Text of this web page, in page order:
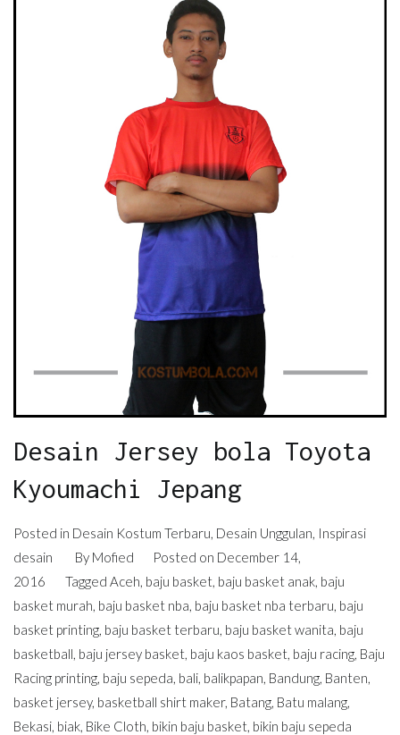
Desain Jersey bola Toyota
Kyoumachi Jepang
Posted in Desain Kostum Terbaru, Desain Unggulan, Inspirasi
desain
By Mofied Posted on December 14,
2016
Tagged Aceh, baju basket, baju basket anak, baju
basket murah, baju basket nba, baju basket nba terbaru, baju
basket printing, baju basket terbaru, baju basket wanita, baju
basketball, baju jersey basket, baju kaos basket, baju racing, Baju
Racing printing, baju sepeda, bali, balikpapan, Bandung, Banten,
basket jersey, basketball shirt maker, Batang, Batu malang,
Bekasi, biak, Bike Cloth, bikin baju basket, bikin baju sepeda